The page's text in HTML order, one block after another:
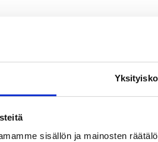
sisällön ja mainosten